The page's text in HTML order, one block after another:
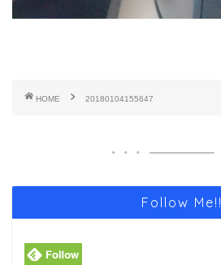
HOME 20180104155647
Follow Me!!